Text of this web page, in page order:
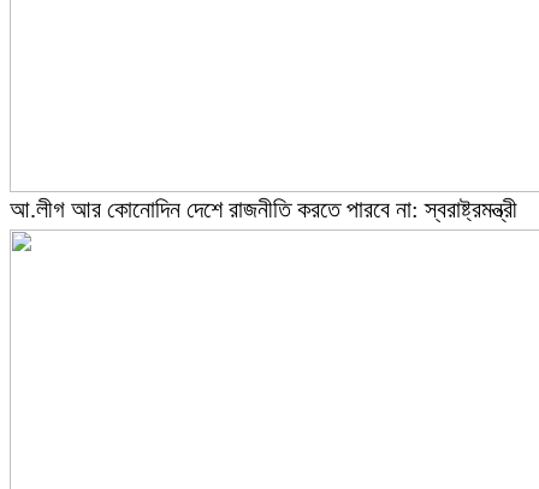
আ.লীগ আর কোনোদিন দেশে রাজনীতি করতে পারবে না: স্বরাষ্ট্রমন্ত্রী